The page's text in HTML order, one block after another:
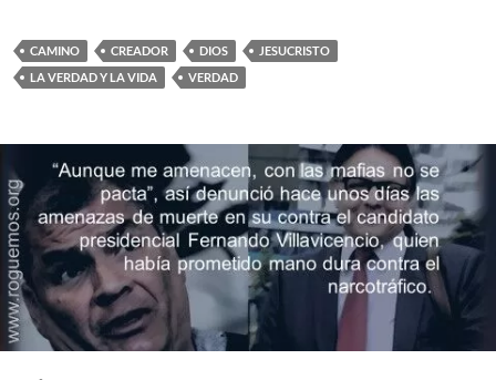
CAMINO CREADOR DIOS
JESUCRISTO
LA VERDAD Y LA VIDA
VERDAD